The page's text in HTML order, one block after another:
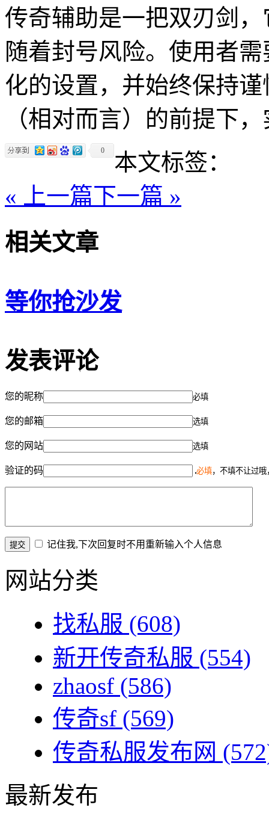
传奇辅助是一把双刃剑
随着封号风险。使用者
化的设置，并始终保持
（相对而言）的前提下
0
本文标签：
« 上一篇下一篇 »
相关文章
等你抢沙发
发表评论
您的昵称 必填
您的邮箱 选填
您的网站 选填
验证的码 必填，不填不让过
记住我,下次回复时不用重新输入个人信息
网站分类
找私服 (608)
新开传奇私服 (554)
zhaosf (586)
传奇sf (569)
传奇私服发布网
最新发布